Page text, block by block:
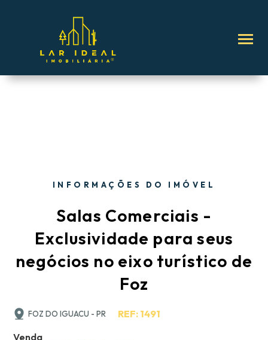
INFORMAÇÕES DO IMÓVEL
Salas Comerciais -
Exclusividade para seus
negócios no eixo turístico de
Foz
FOZ DO IGUACU - PR
REF: 1491
Venda